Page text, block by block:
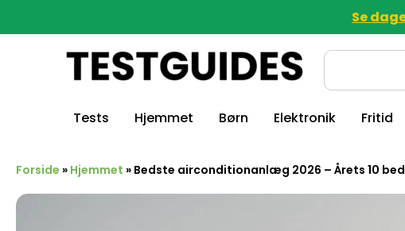
Se
Tests Hjemmet Børn Elektronik Fritid
Forside » Hjemmet » Bedste airconditionanlæg 2026 – Årets 10